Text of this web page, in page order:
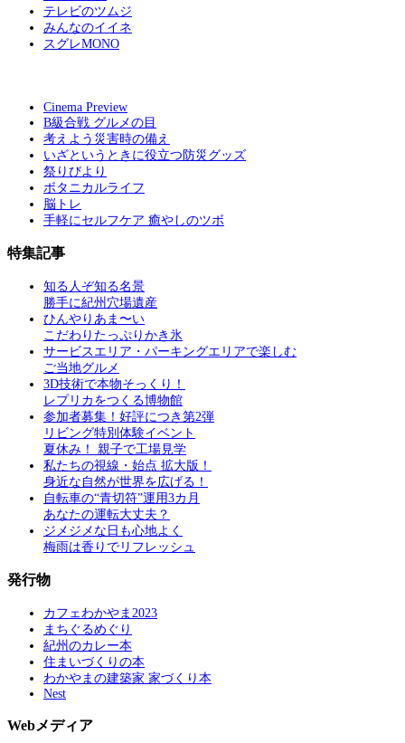
テレビのツムジ
みんなのイイネ
スグレMONO
Cinema Preview
B級合戦 グルメの目
考えよう災害時の備え
いざというときに役立つ防災グッズ
祭りびより
ボタニカルライフ
脳トレ
手軽にセルフケア 癒やしのツボ
特集記事
知る人ぞ知る名景
勝手に紀州穴場遺産
ひんやりあま〜い
こだわりたっぷりかき氷
サービスエリア・パーキングエリアで楽しむ
ご当地グルメ
3D技術で本物そっくり！
レプリカをつくる博物館
参加者募集！好評につき第2弾
リビング特別体験イベント
夏休み！ 親子で工場見学
私たちの視線・始点 拡大版！
身近な自然が世界を広げる！
自転車の“青切符”運用3カ月
あなたの運転大丈夫？
ジメジメな日も心地よく
梅雨は香りでリフレッシュ
発行物
カフェわかやま2023
まちぐるめぐり
紀州のカレー本
住まいづくりの本
わかやまの建築家 家づくり本
Nest
Webメディア